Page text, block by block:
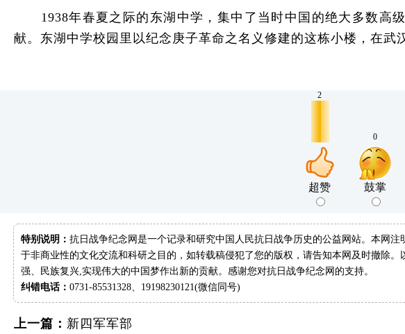
1938年春夏之际的东湖中学，集中了当时中国的绝大多数高
献。东湖中学校园里以纪念庚子革命之名义修建的这栋小楼，在
2
超赞
0
鼓掌
特别说明： 抗日战争纪念网是一个记录和研究中国人民抗日战争历史的公益网站。本网
于非商业性的文化交流和科研之目的，如转载稿侵犯了您的版权，请告知本网及时撤除
强、民族复兴,实现伟大的中国梦作出新的贡献。感谢您对抗日战争纪念网的支持。
纠错电话： 0731-85531328、19198230121(微信同号)
上一篇： 新四军军部